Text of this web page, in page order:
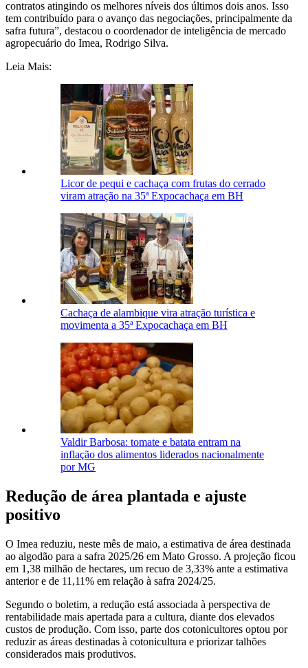
contratos atingindo os melhores níveis dos últimos dois anos. Isso
tem contribuído para o avanço das negociações, principalmente da
safra futura”, destacou o coordenador de inteligência de mercado
agropecuário do Imea, Rodrigo Silva.
Leia Mais:
Licor de pequi e cachaça com frutas do cerrado
viram atração na 35ª Expocachaça em BH
Cachaça de alambique vira atração turística e
movimenta a 35ª Expocachaça em BH
Valdir Barbosa: tomate e batata entram na
inflação dos alimentos liderados nacionalmente
por MG
Redução de área plantada e ajuste
positivo
O Imea reduziu, neste mês de maio, a estimativa de área destinada
ao algodão para a safra 2025/26 em Mato Grosso. A projeção ficou
em 1,38 milhão de hectares, um recuo de 3,33% ante a estimativa
anterior e de 11,11% em relação à safra 2024/25.
Segundo o boletim, a redução está associada à perspectiva de
rentabilidade mais apertada para a cultura, diante dos elevados
custos de produção. Com isso, parte dos cotonicultores optou por
reduzir as áreas destinadas à cotonicultura e priorizar talhões
considerados mais produtivos.